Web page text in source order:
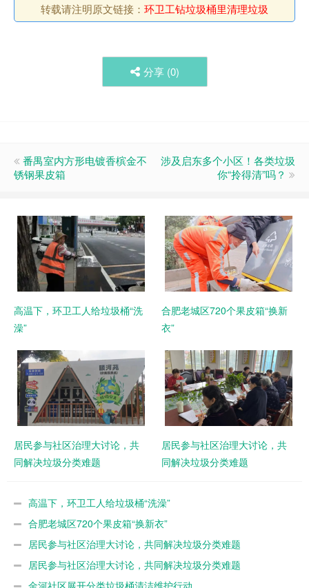
转载请注明原文链接： 环卫工钻垃圾桶里清理垃圾
分享 (0)
番禺室内方形电镀香槟金不
锈钢果皮箱
涉及启东多个小区！各类垃圾
你“拎得清”吗？
高温下，环卫工人给垃圾桶“洗
澡”
合肥老城区720个果皮箱“换新
衣”
居民参与社区治理大讨论，共
同解决垃圾分类难题
居民参与社区治理大讨论，共
同解决垃圾分类难题
高温下，环卫工人给垃圾桶“洗澡”
合肥老城区720个果皮箱“换新衣”
居民参与社区治理大讨论，共同解决垃圾分类难题
居民参与社区治理大讨论，共同解决垃圾分类难题
金河社区展开分类垃圾桶清洁维护行动